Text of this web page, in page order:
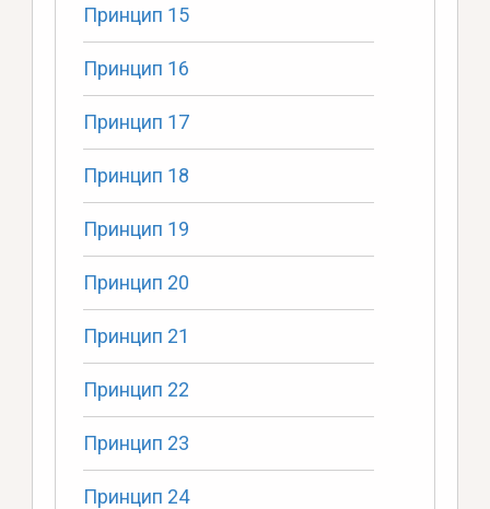
Принцип 15
Принцип 16
Принцип 17
Принцип 18
Принцип 19
Принцип 20
Принцип 21
Принцип 22
Принцип 23
Принцип 24